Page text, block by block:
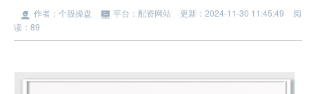
作者：个股操盘 平台：配资网站 更新：2024-11-30 11:45:49
阅
读：89